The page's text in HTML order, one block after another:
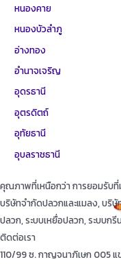
หนองคาย
หนองบัวลำภู
อ่างทอง
อำนาจเจริญ
อุดรธานี
อุตรดิตถ์
อุทัยธานี
อุบลราชธานี
คุณภาพที่เหนือกว่า การยอมรับที่
บริษัทจำกัดปลวกและแมลง, บริ
ปลวก, ระบบเหยื่อปลวก, ระบบก
ติดต่อเรา
110/99 ซ. กาญจนาภิเษก 005